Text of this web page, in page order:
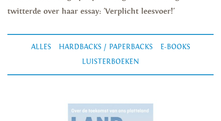
twitterde over haar essay: 'Verplicht leesvoer!'
ALLES HARDBACKS / PAPERBACKS
E-BOOKS
LUISTERBOEKEN